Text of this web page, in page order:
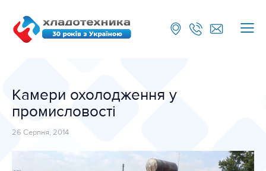
Камери охолодження у
промисловості
26 Серпня, 2014